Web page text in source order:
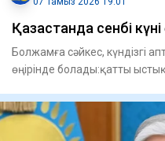
Қазақстанда сенбі
Болжамға сәйкес, күндізгі
өңірінде болады:қатты